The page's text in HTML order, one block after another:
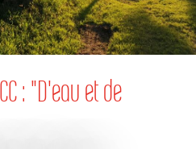
: "D'eau et de